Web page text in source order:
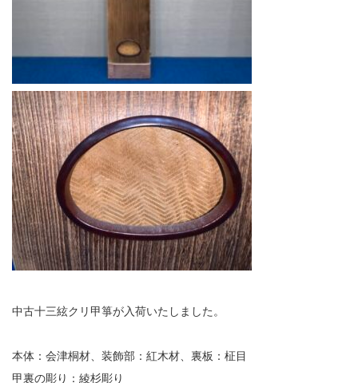
中古十三絃クリ甲箏が入荷いたしました。
本体：会津桐材、装飾部：紅木材、裏板：柾目
甲裏の彫り：綾杉彫り